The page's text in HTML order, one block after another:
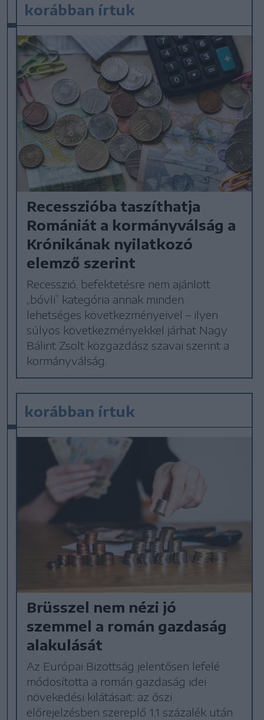
korábban írtuk
Recesszióba taszíthatja
Romániát a kormányválság a
Krónikának nyilatkozó
elemző szerint
Recesszió, befektetésre nem ajánlott
„bóvli” kategória annak minden
lehetséges következményeivel – ilyen
súlyos következményekkel járhat Nagy
Bálint Zsolt közgazdász szavai szerint a
kormányválság.
korábban írtuk
Brüsszel nem nézi jó
szemmel a román gazdaság
alakulását
Az Európai Bizottság jelentősen lefelé
módosította a román gazdaság idei
növekedési kilátásait: az őszi
előrejelzésben szereplő 1,1 százalék után